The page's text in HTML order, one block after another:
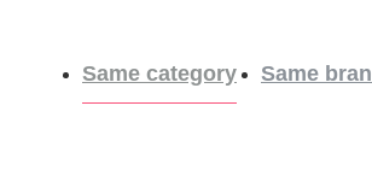
Same category Same